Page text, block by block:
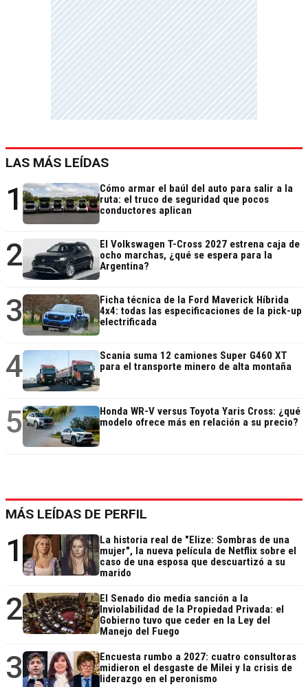
LAS MÁS LEÍDAS
1
Cómo armar el baúl del auto para salir a la
ruta: el truco de seguridad que pocos
conductores aplican
2
El Volkswagen T-Cross 2027 estrena caja de
ocho marchas, ¿qué se espera para la
Argentina?
3
Ficha técnica de la Ford Maverick Híbrida
4x4: todas las especificaciones de la pick-up
electrificada
4
Scania suma 12 camiones Super G460 XT
para el transporte minero de alta montaña
5
Honda WR-V versus Toyota Yaris Cross: ¿qué
modelo ofrece más en relación a su precio?
MÁS LEÍDAS DE PERFIL
1
La historia real de "Elize: Sombras de una
mujer", la nueva película de Netflix sobre el
caso de una esposa que descuartizó a su
marido
2
El Senado dio media sanción a la
Inviolabilidad de la Propiedad Privada: el
Gobierno tuvo que ceder en la Ley del
Manejo del Fuego
3
Encuesta rumbo a 2027: cuatro consultoras
midieron el desgaste de Milei y la crisis de
liderazgo en el peronismo